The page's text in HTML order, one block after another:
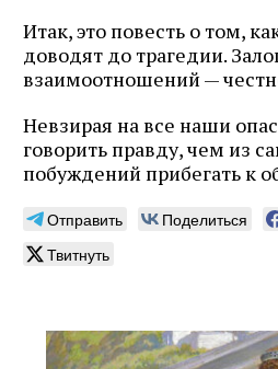
Итак, это повесть о том,
доводят до трагедии.
взаимоотношений —
Невзирая на все наши
говорить правду, чем из
побуждений прибегать к
Отправить Поделиться
Твитнуть